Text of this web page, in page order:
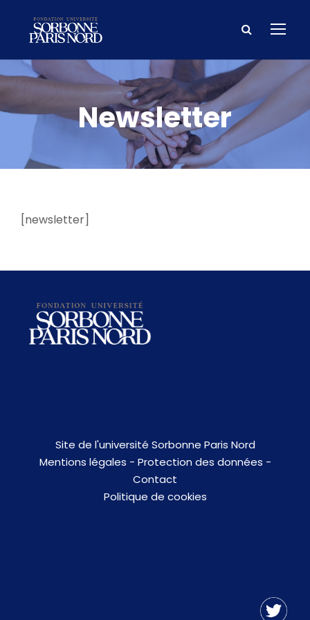
Newsletter
[newsletter]
Site de l'université Sorbonne Paris Nord
Mentions légales - Protection des données -
Contact
Politique de cookies